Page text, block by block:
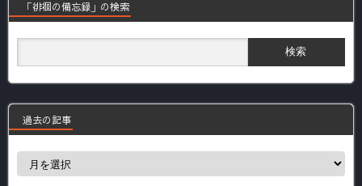
「徘徊の備忘録」の検索
過去の記事
過